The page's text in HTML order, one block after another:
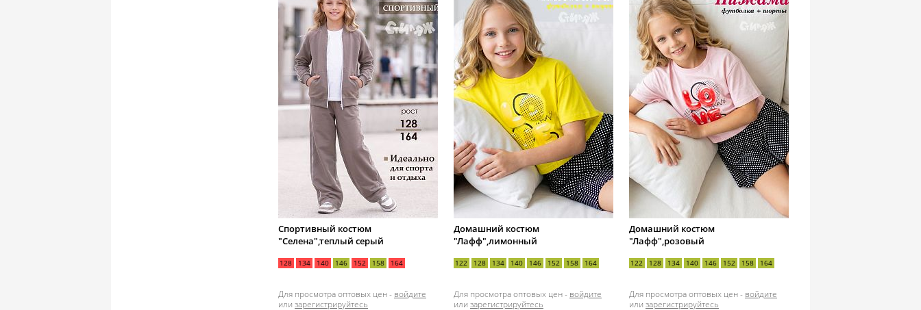
Спортивный костюм
"Селена",теплый серый
128 134 140 146 152 158 164
Для просмотра оптовых цен - войдите
или зарегистрируйтесь
Домашний костюм
"Лафф",лимонный
122 128 134 140 146 152 158 164
Для просмотра оптовых цен - войдите
или зарегистрируйтесь
Домашний костюм
"Лафф",розовый
122 128 134 140 146 152 158 164
Для просмотра оптовых цен - войдите
или зарегистрируйтесь